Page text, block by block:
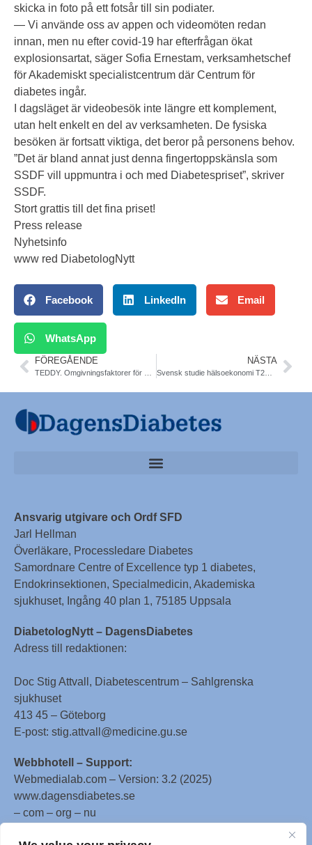
skicka in foto på ett fotsår till sin podiater.
— Vi använde oss av appen och videomöten redan
innan, men nu efter covid-19 har efterfrågan ökat
explosionsartat, säger Sofia Ernestam, verksamhetschef
för Akademiskt specialistcentrum där Centrum för
diabetes ingår.
I dagsläget är videobesök inte längre ett komplement,
utan helt enkelt en del av verksamheten. De fysiska
besöken är fortsatt viktiga, det beror på personens behov.
”Det är bland annat just denna fingertoppskänsla som
SSDF vill uppmuntra i och med Diabetespriset”, skriver
SSDF.
Stort grattis till det fina priset!
Press release
Nyhetsinfo
www red DiabetologNytt
Facebook LinkedIn Email
WhatsApp
FÖREGÅENDE NÄSTA
Svensk studie hälsoekonomi T2DM. PharmacoEconomics
Ansvarig utgivare och Ordf SFD
Jarl Hellman
Överläkare, Processledare Diabetes
Samordnare Centre of Excellence typ 1 diabetes,
Endokrinsektionen, Specialmedicin, Akademiska
sjukhuset, Ingång 40 plan 1, 75185 Uppsala
DiabetologNytt – DagensDiabetes
Adress till redaktionen:
Doc Stig Attvall, Diabetescentrum – Sahlgrenska
sjukhuset
413 45 – Göteborg
E-post: stig.attvall@medicine.gu.se
Webbhotell – Support:
Webmedialab.com – Version: 3.2 (2025)
www.dagensdiabetes.se
– com – org – nu